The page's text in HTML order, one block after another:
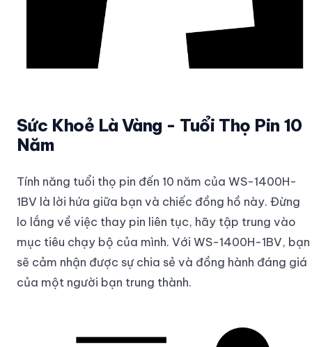
Sức Khoẻ Là Vàng - Tuổi Thọ Pin 10
Năm
Tính năng tuổi thọ pin đến 10 năm của WS-1400H-
1BV là lời hứa giữa bạn và chiếc đồng hồ này. Đừng
lo lắng về việc thay pin liên tục, hãy tập trung vào
mục tiêu chạy bộ của mình. Với WS-1400H-1BV, bạn
sẽ cảm nhận được sự chia sẻ và đồng hành đáng giá
của một người bạn trung thành.